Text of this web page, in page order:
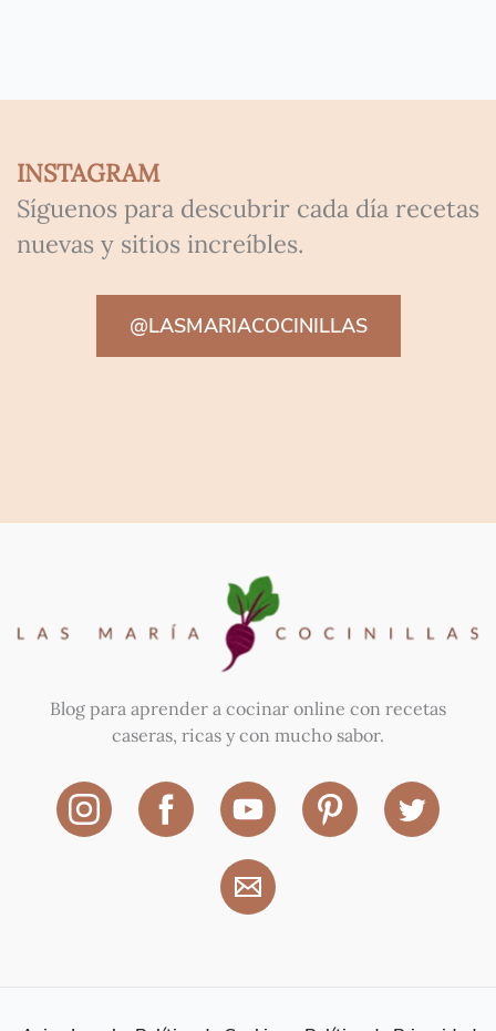
INSTAGRAM
Síguenos para descubrir cada día recetas
nuevas y sitios increíbles.
@LASMARIACOCINILLAS
Blog para aprender a cocinar online con recetas
caseras, ricas y con mucho sabor.